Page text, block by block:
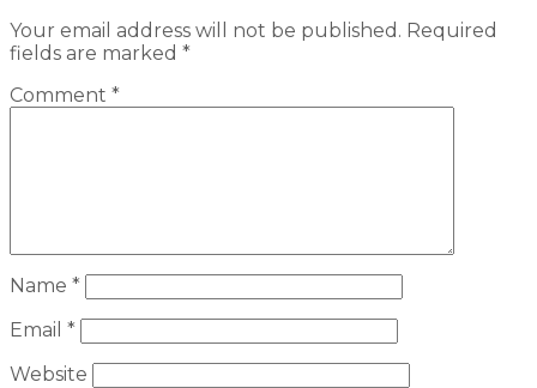
Your email address will not be published. Required
fields are marked *
Comment *
Name *
Email *
Website